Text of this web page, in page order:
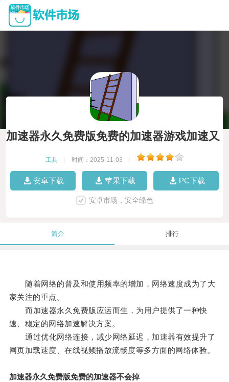
加速器永久免费版免费的加速器游戏加速又
工具 时间：2025-11-03
安卓下载 苹果下载 PC下载
安卓市场，安全绿色
简介 排行
随着网络的普及和使用频率的增加，网络速度成为了大
家关注的重点。
而加速器永久免费版应运而生，为用户提供了一种快
速、稳定的网络加速解决方案。
通过优化网络连接，减少网络延迟，加速器有效提升了
网页加载速度、在线视频播放流畅度等多方面的网络体验。
加速器永久免费版免费的加速器不会掉